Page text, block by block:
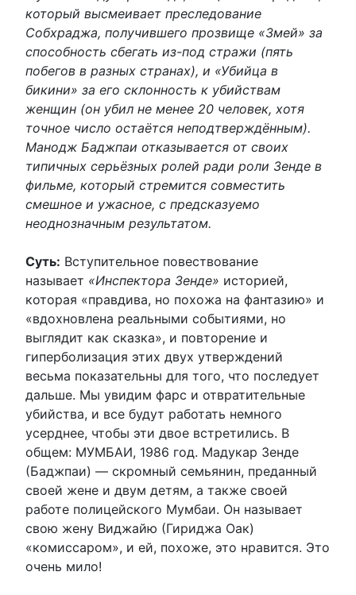
который высмеивает преследование
Собхраджа, получившего прозвище «Змей» за
способность сбегать из-под стражи (пять
побегов в разных странах), и «Убийца в
бикини» за его склонность к убийствам
женщин (он убил не менее 20 человек, хотя
точное число остаётся неподтверждённым).
Манодж Баджпаи отказывается от своих
типичных серьёзных ролей ради роли Зенде в
фильме, который стремится совместить
смешное и ужасное, с предсказуемо
неоднозначным результатом.
Суть: Вступительное повествование
называет «Инспектора Зенде» историей,
которая «правдива, но похожа на фантазию» и
«вдохновлена ​​реальными событиями, но
выглядит как сказка», и повторение и
гиперболизация этих двух утверждений
весьма показательны для того, что последует
дальше. Мы увидим фарс и отвратительные
убийства, и все будут работать немного
усерднее, чтобы эти двое встретились. В
общем: МУМБАИ, 1986 год. Мадукар Зенде
(Баджпаи) — скромный семьянин, преданный
своей жене и двум детям, а также своей
работе полицейского Мумбаи. Он называет
свою жену Виджайю (Гириджа Оак)
«комиссаром», и ей, похоже, это нравится. Это
очень мило!